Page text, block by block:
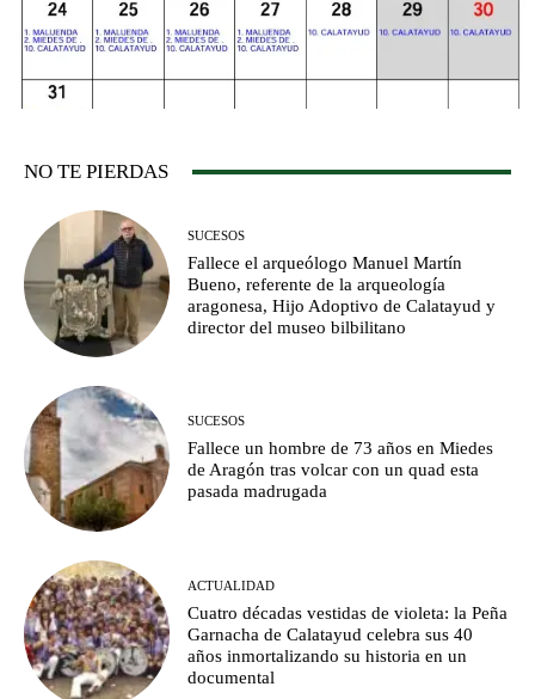
NO TE PIERDAS
SUCESOS
Fallece el arqueólogo Manuel Martín
Bueno, referente de la arqueología
aragonesa, Hijo Adoptivo de Calatayud y
director del museo bilbilitano
SUCESOS
Fallece un hombre de 73 años en Miedes
de Aragón tras volcar con un quad esta
pasada madrugada
ACTUALIDAD
Cuatro décadas vestidas de violeta: la Peña
Garnacha de Calatayud celebra sus 40
años inmortalizando su historia en un
documental